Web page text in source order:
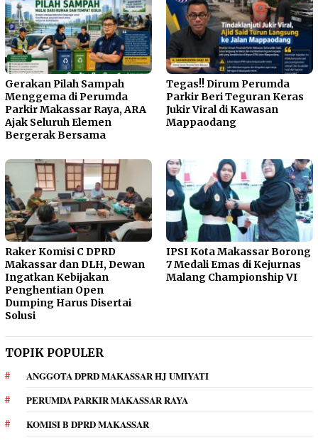
Gerakan Pilah Sampah
Menggema di Perumda
Parkir Makassar Raya, ARA
Ajak Seluruh Elemen
Bergerak Bersama
Tegas!! Dirum Perumda
Parkir Beri Teguran Keras
Jukir Viral di Kawasan
Mappaodang
Raker Komisi C DPRD
Makassar dan DLH, Dewan
Ingatkan Kebijakan
Penghentian Open
Dumping Harus Disertai
Solusi
IPSI Kota Makassar Borong
7 Medali Emas di Kejurnas
Malang Championship VI
TOPIK POPULER
ANGGOTA DPRD MAKASSAR HJ UMIYATI
PERUMDA PARKIR MAKASSAR RAYA
KOMISI B DPRD MAKASSAR